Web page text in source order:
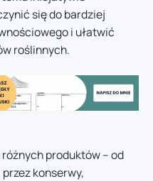
się do bardziej
i ułatwić
roślinnych.
produktów – od
konserwy,